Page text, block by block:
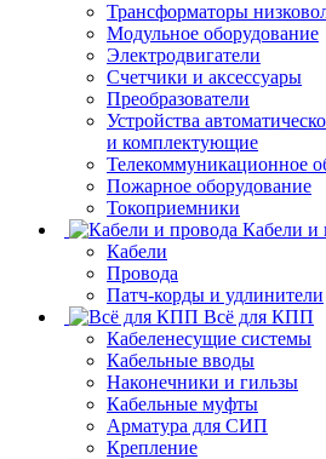
Трансформаторы
Модульное оборудование
Электродвигатели
Счетчики и аксессуары
Преобразователи
Устройства
и комплектующие
Телекоммуникационное
Пожарное оборудование
Токоприемники
Кабели и
Кабели
Провода
Патч-корды и удлинители
Всё для КПП
Кабеленесущие системы
Кабельные вводы
Наконечники и гильзы
Кабельные муфты
Арматура для СИП
Крепление